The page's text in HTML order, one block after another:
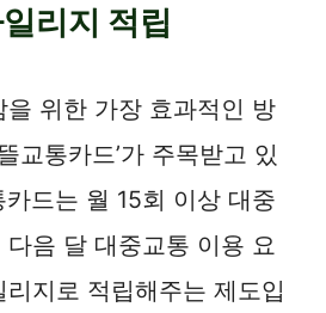
리지 적립
을 위한 가장 효과적인 방
교통카드’가 주목받고 있
드는 월 15회 이상 대중
다음 달 대중교통 이용 요
지로 적립해주는 제도입